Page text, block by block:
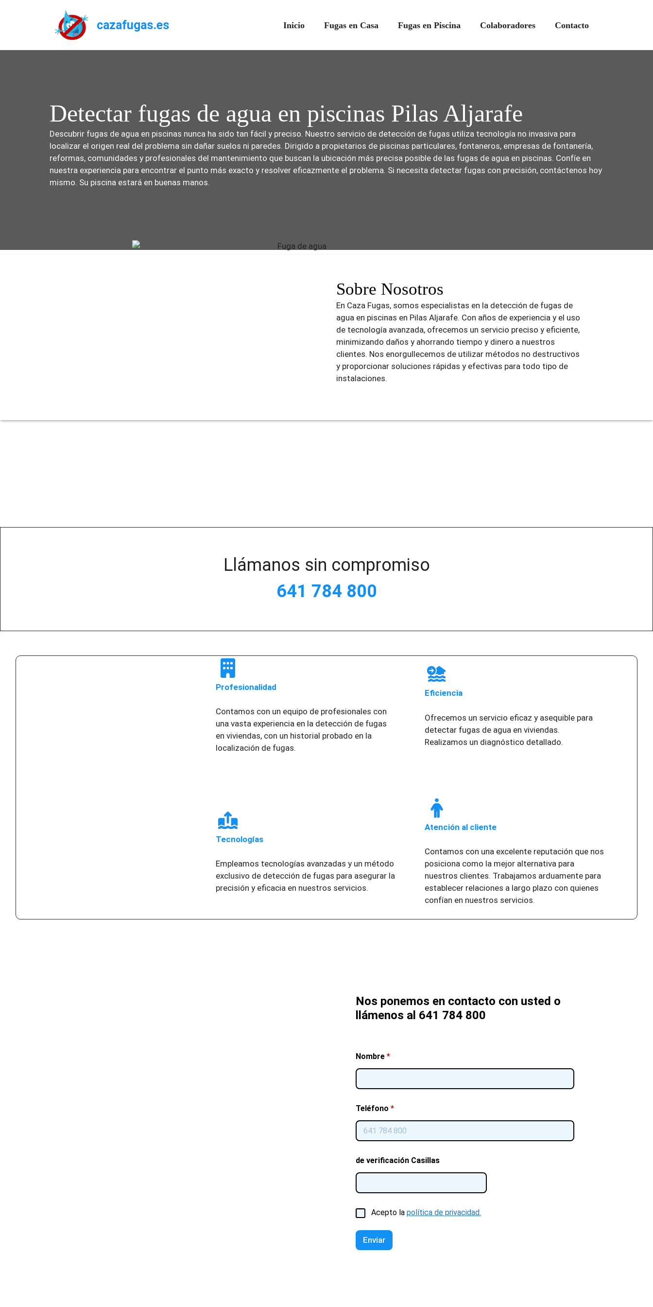
cazafugas.es Inicio Fugas en Casa Fugas en Piscina Colaboradores Contacto
Detectar fugas de agua en piscinas Pilas Aljarafe
Descubrir fugas de agua en piscinas nunca ha sido tan fácil y preciso. Nuestro servicio de detección de fugas utiliza tecnología no invasiva para
localizar el origen real del problema sin dañar suelos ni paredes. Dirigido a propietarios de piscinas particulares, fontaneros, empresas de fontanería,
reformas, comunidades y profesionales del mantenimiento que buscan la ubicación más precisa posible de las fugas de agua en piscinas. Confíe en
nuestra experiencia para encontrar el punto más exacto y resolver eficazmente el problema. Si necesita detectar fugas con precisión, contáctenos hoy
mismo. Su piscina estará en buenas manos.
Sobre Nosotros
En Caza Fugas, somos especialistas en la detección de fugas de
agua en piscinas en Pilas Aljarafe. Con años de experiencia y el uso
de tecnología avanzada, ofrecemos un servicio preciso y eficiente,
minimizando daños y ahorrando tiempo y dinero a nuestros
clientes. Nos enorgullecemos de utilizar métodos no destructivos
y proporcionar soluciones rápidas y efectivas para todo tipo de
instalaciones.
Llámanos sin compromiso
641 784 800
Profesionalidad
Contamos con un equipo de profesionales con
una vasta experiencia en la detección de fugas
en viviendas, con un historial probado en la
localización de fugas.
Eficiencia
Ofrecemos un servicio eficaz y asequible para
detectar fugas de agua en viviendas.
Realizamos un diagnóstico detallado.
Tecnologías
Empleamos tecnologías avanzadas y un método
exclusivo de detección de fugas para asegurar la
precisión y eficacia en nuestros servicios.
Atención al cliente
Contamos con una excelente reputación que nos
posiciona como la mejor alternativa para
nuestros clientes. Trabajamos arduamente para
establecer relaciones a largo plazo con quienes
confían en nuestros servicios.
Nos ponemos en contacto con usted o
llámenos al 641 784 800
Nombre *
Teléfono *
de verificación Casillas
C
a
s
l
Acepto la política de privacidad.
Enviar